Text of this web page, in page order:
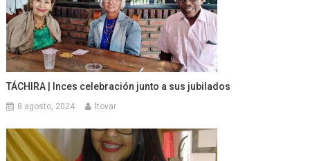
TÁCHIRA | Inces celebración junto a sus jubilados
8 agosto, 2024 ltovar